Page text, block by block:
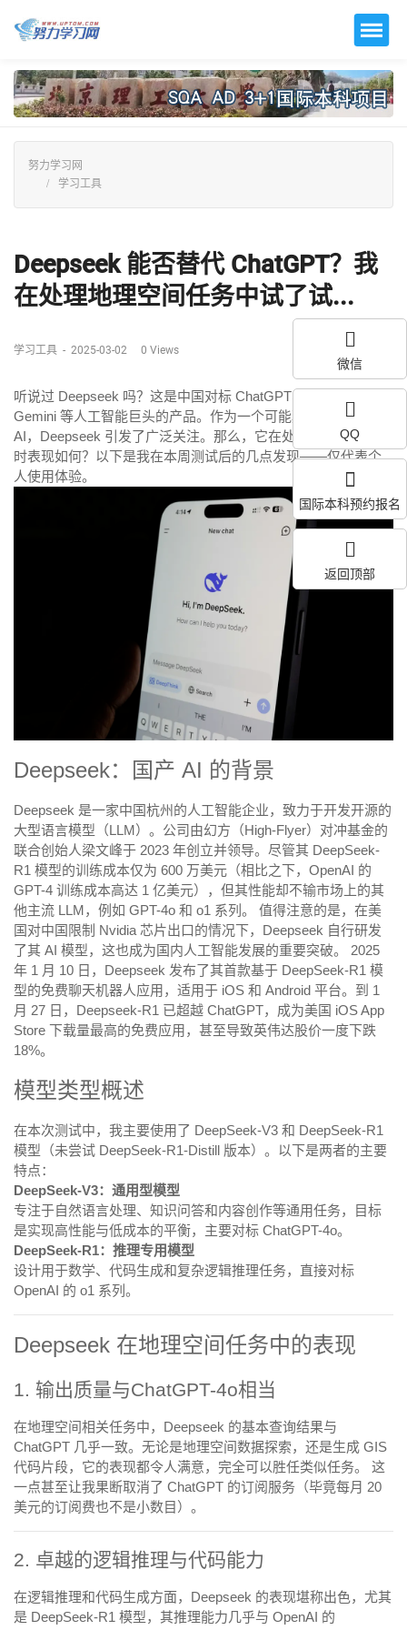
努力学习网
学习工具
Deepseek 能否替代 ChatGPT？我
在处理地理空间任务中试了试...
学习工具 - 2025-03-02 0 Views
听说过 Deepseek 吗？这是中国对标 ChatGPT、Grok 和
Gemini 等人工智能巨头的产品。作为一个可能颠覆行业的国产
AI，Deepseek 引发了广泛关注。那么，它在处理地理空间任务
时表现如何？以下是我在本周测试后的几点发现——仅代表个
人使用体验。
Deepseek：国产 AI 的背景
Deepseek 是一家中国杭州的人工智能企业，致力于开发开源的
大型语言模型（LLM）。公司由幻方（High-Flyer）对冲基金的
联合创始人梁文峰于 2023 年创立并领导。尽管其 DeepSeek-
R1 模型的训练成本仅为 600 万美元（相比之下，OpenAI 的
GPT-4 训练成本高达 1 亿美元），但其性能却不输市场上的其
他主流 LLM，例如 GPT-4o 和 o1 系列。 值得注意的是，在美
国对中国限制 Nvidia 芯片出口的情况下，Deepseek 自行研发
了其 AI 模型，这也成为国内人工智能发展的重要突破。 2025
年 1 月 10 日，Deepseek 发布了其首款基于 DeepSeek-R1 模
型的免费聊天机器人应用，适用于 iOS 和 Android 平台。到 1
月 27 日，Deepseek-R1 已超越 ChatGPT，成为美国 iOS App
Store 下载量最高的免费应用，甚至导致英伟达股价一度下跌
18%。
模型类型概述
在本次测试中，我主要使用了 DeepSeek-V3 和 DeepSeek-R1
模型（未尝试 DeepSeek-R1-Distill 版本）。以下是两者的主要
特点：
DeepSeek-V3：通用型模型
专注于自然语言处理、知识问答和内容创作等通用任务，目标
是实现高性能与低成本的平衡，主要对标 ChatGPT-4o。
DeepSeek-R1：推理专用模型
设计用于数学、代码生成和复杂逻辑推理任务，直接对标
OpenAI 的 o1 系列。
Deepseek 在地理空间任务中的表现
1. 输出质量与ChatGPT-4o相当
在地理空间相关任务中，Deepseek 的基本查询结果与
ChatGPT 几乎一致。无论是地理空间数据探索，还是生成 GIS
代码片段，它的表现都令人满意，完全可以胜任类似任务。 这
一点甚至让我果断取消了 ChatGPT 的订阅服务（毕竟每月 20
美元的订阅费也不是小数目）。
2. 卓越的逻辑推理与代码能力
在逻辑推理和代码生成方面，Deepseek 的表现堪称出色，尤其
是 DeepSeek-R1 模型，其推理能力几乎与 OpenAI 的
微信
QQ
国际本科预约报名
返回顶部